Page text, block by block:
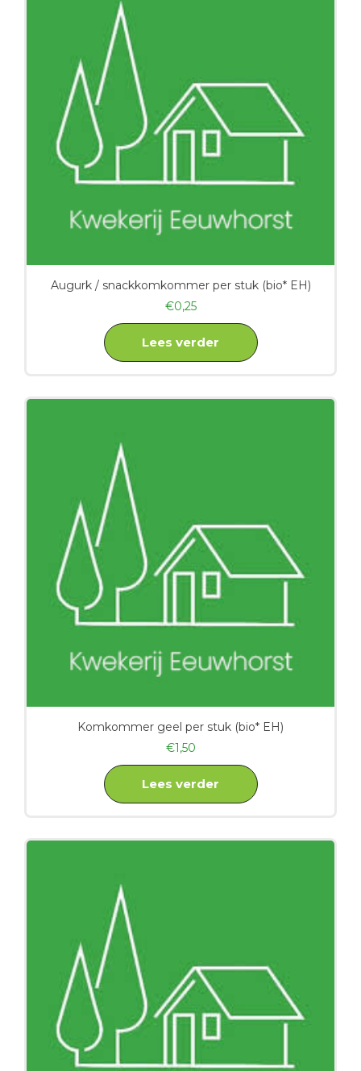
Augurk / snackkomkommer per stuk (bio* EH)
€0,25
Lees verder
Komkommer geel per stuk (bio* EH)
€1,50
Lees verder